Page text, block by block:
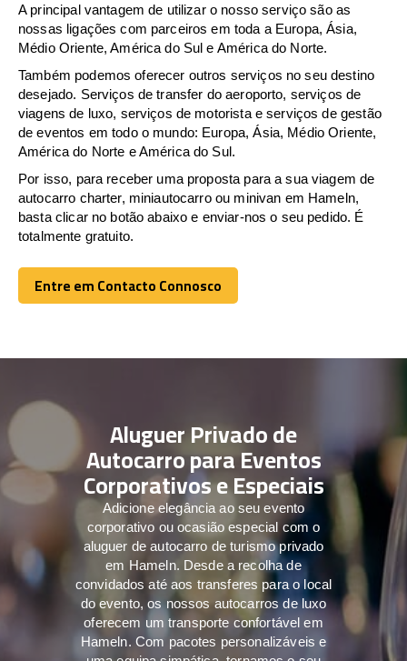
A principal vantagem de utilizar o nosso serviço são as
nossas ligações com parceiros em toda a Europa, Ásia,
Médio Oriente, América do Sul e América do Norte.
Também podemos oferecer outros serviços no seu destino
desejado. Serviços de transfer do aeroporto, serviços de
viagens de luxo, serviços de motorista e serviços de gestão
de eventos em todo o mundo: Europa, Ásia, Médio Oriente,
América do Norte e América do Sul.
Por isso, para receber uma proposta para a sua viagem de
autocarro charter, miniautocarro ou minivan em Hameln,
basta clicar no botão abaixo e enviar-nos o seu pedido. É
totalmente gratuito.
Entre em Contacto Connosco
Entre em Contacto Connosco
Aluguer Privado de
Autocarro para Eventos
Corporativos e Especiais
Adicione elegância ao seu evento
corporativo ou ocasião especial com o
aluguer de autocarro de turismo privado
em Hameln. Desde a recolha de
convidados até aos transferes para o local
do evento, os nossos autocarros de luxo
oferecem um transporte confortável em
Hameln. Com pacotes personalizáveis e